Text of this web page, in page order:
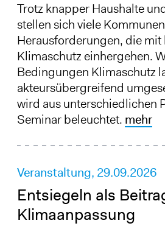
Trotz knapper Haushalte
stellen sich viele
Herausforderungen, die
Klimaschutz einhergehen.
Bedingungen Klimaschutz
akteursübergreifend
wird aus unterschiedlichen
Seminar beleuchtet. mehr
Veranstaltung, 29.09.2026
Entsiegeln als
Klimaanpassung